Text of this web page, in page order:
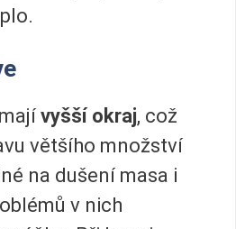
vyšší okraj, což
většího množství
na dušení masa i
v nich